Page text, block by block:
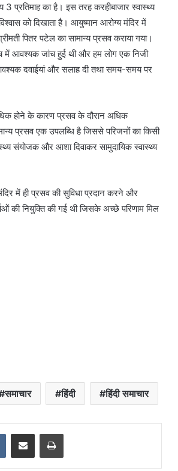
का है। इस तरह करहीबाजार स्वास्थ्य
को दिखाता है। आयुष्मान आरोग्य मंदिर में
पितर पटेल का सामान्य प्रसव कराया गया।
में आवश्यक जांच हुई थी और हम लोग एक निजी
दवाईयां और सलाह दी तथा समय-समय पर
होने के कारण प्रसव के दौरान अधिक
प्रसव एक उपलब्धि है जिससे परिजनों का किसी
संयोजक और आशा दिवाकर सामुदायिक स्वास्थ्य
में ही प्रसव की सुविधा प्रदान करने और
की नियुक्ति की गई थी जिसके अच्छे परिणाम मिल
समाचार हिंदी हिंदी समाचार
VKontakteShare via Email Print